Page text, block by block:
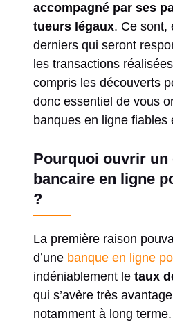
accompagné par ses
tueurs légaux. Ce sont,
derniers qui seront
les transactions
compris les découverts
donc essentiel de vous
banques en ligne fiables
Pourquoi ouvrir un
bancaire en ligne
?
La première raison
d’une banque en ligne
indéniablement le taux
qui s’avère très
notamment à long